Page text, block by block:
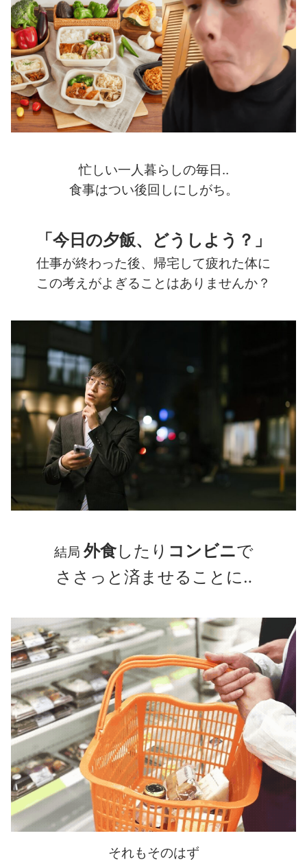
忙しい一人暮らしの毎日‥
食事はつい後回しにしがち。
「今日の夕飯、どうしよう？」
仕事が終わった後、帰宅して疲れた体に
この考えがよぎることはありませんか？
結局 外食したり コンビニで
ささっと済ませることに‥
それもそのはず